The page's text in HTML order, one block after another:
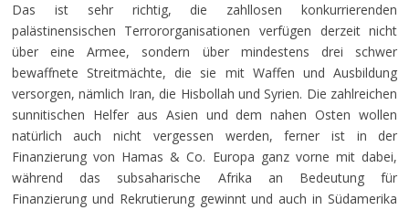
Das ist sehr richtig, die zahllosen konkurrierenden
palästinensischen Terrororganisationen verfügen derzeit nicht
über eine Armee, sondern über mindestens drei schwer
bewaffnete Streitmächte, die sie mit Waffen und Ausbildung
versorgen, nämlich Iran, die Hisbollah und Syrien. Die zahlreichen
sunnitischen Helfer aus Asien und dem nahen Osten wollen
natürlich auch nicht vergessen werden, ferner ist in der
Finanzierung von Hamas & Co. Europa ganz vorne mit dabei,
während das subsaharische Afrika an Bedeutung für
Finanzierung und Rekrutierung gewinnt und auch in Südamerika